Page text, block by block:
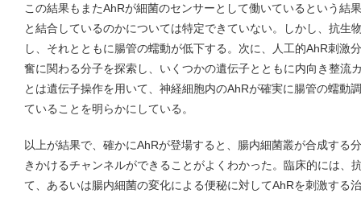
この結果もまたAhRが細菌のセンサーとして働いているという結
と結合しているのかについては特定できていない。しかし、抗生
し、それとともに腸管の蠕動が低下する。次に、人工的AhR刺激
奮に関わる分子を探索し、いくつかの遺伝子とともに内向き整流
とは遺伝子操作を用いて、神経細胞内のAhRが確実に腸管の蠕動
ていることを明らかにしている。
以上が結果で、確かにAhRが登場すると、腸内細菌叢が合成する
きかけるチャンネルができることがよくわかった。臨床的には、
て、あるいは腸内細菌の変化による便秘に対してAhRを刺激する